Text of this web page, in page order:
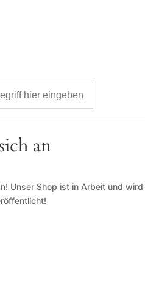
an
Unser Shop ist in Arbeit und wird